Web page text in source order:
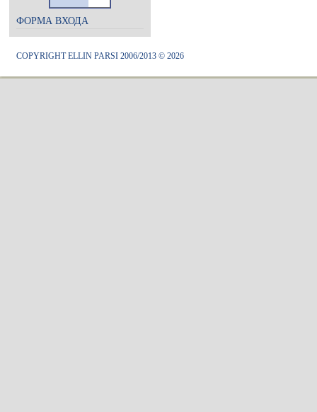
ФОРМА ВХОДА
COPYRIGHT ELLIN PARSI 2006/2013 © 2026